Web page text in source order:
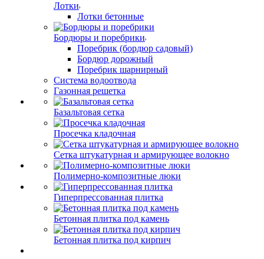
Лотки
Лотки бетонные
Бордюры и поребрики
Поребрик (бордюр садовый)
Бордюр дорожный
Поребрик шарнирный
Система водоотвода
Газонная решетка
Базальтовая сетка
Просечка кладочная
Сетка штукатурная и армирующее волокно
Полимерно-композитные люки
Гиперпрессованная плитка
Бетонная плитка под камень
Бетонная плитка под кирпич